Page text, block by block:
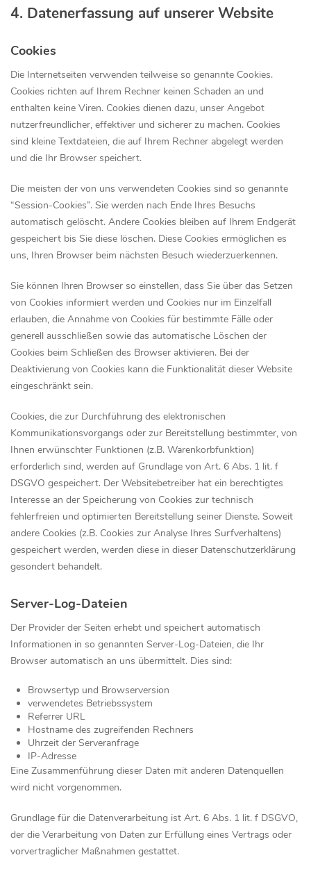
4. Datenerfassung auf unserer Website
Cookies
Die Internetseiten verwenden teilweise so genannte Cookies.
Cookies richten auf Ihrem Rechner keinen Schaden an und
enthalten keine Viren. Cookies dienen dazu, unser Angebot
nutzerfreundlicher, effektiver und sicherer zu machen. Cookies
sind kleine Textdateien, die auf Ihrem Rechner abgelegt werden
und die Ihr Browser speichert.
Die meisten der von uns verwendeten Cookies sind so genannte
“Session-Cookies”. Sie werden nach Ende Ihres Besuchs
automatisch gelöscht. Andere Cookies bleiben auf Ihrem Endgerät
gespeichert bis Sie diese löschen. Diese Cookies ermöglichen es
uns, Ihren Browser beim nächsten Besuch wiederzuerkennen.
Sie können Ihren Browser so einstellen, dass Sie über das Setzen
von Cookies informiert werden und Cookies nur im Einzelfall
erlauben, die Annahme von Cookies für bestimmte Fälle oder
generell ausschließen sowie das automatische Löschen der
Cookies beim Schließen des Browser aktivieren. Bei der
Deaktivierung von Cookies kann die Funktionalität dieser Website
eingeschränkt sein.
Cookies, die zur Durchführung des elektronischen
Kommunikationsvorgangs oder zur Bereitstellung bestimmter, von
Ihnen erwünschter Funktionen (z.B. Warenkorbfunktion)
erforderlich sind, werden auf Grundlage von Art. 6 Abs. 1 lit. f
DSGVO gespeichert. Der Websitebetreiber hat ein berechtigtes
Interesse an der Speicherung von Cookies zur technisch
fehlerfreien und optimierten Bereitstellung seiner Dienste. Soweit
andere Cookies (z.B. Cookies zur Analyse Ihres Surfverhaltens)
gespeichert werden, werden diese in dieser Datenschutzerklärung
gesondert behandelt.
Server-Log-Dateien
Der Provider der Seiten erhebt und speichert automatisch
Informationen in so genannten Server-Log-Dateien, die Ihr
Browser automatisch an uns übermittelt. Dies sind:
Browsertyp und Browserversion
verwendetes Betriebssystem
Referrer URL
Hostname des zugreifenden Rechners
Uhrzeit der Serveranfrage
IP-Adresse
Eine Zusammenführung dieser Daten mit anderen Datenquellen
wird nicht vorgenommen.
Grundlage für die Datenverarbeitung ist Art. 6 Abs. 1 lit. f DSGVO,
der die Verarbeitung von Daten zur Erfüllung eines Vertrags oder
vorvertraglicher Maßnahmen gestattet.